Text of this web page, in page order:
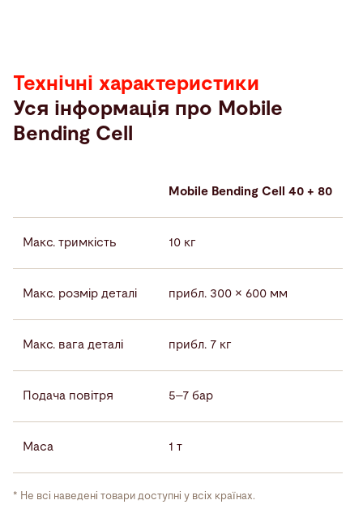
Технічні характеристики
Уся інформація про Mobile
Bending Cell
Mobile Bending Cell 40 + 80
Макс. тримкість 10 кг
Макс. розмір деталі прибл. 300 × 600 мм
Макс. вага деталі прибл. 7 кг
Подача повітря 5–7 бар
Маса 1 т
* Не всі наведені товари доступні у всіх країнах.